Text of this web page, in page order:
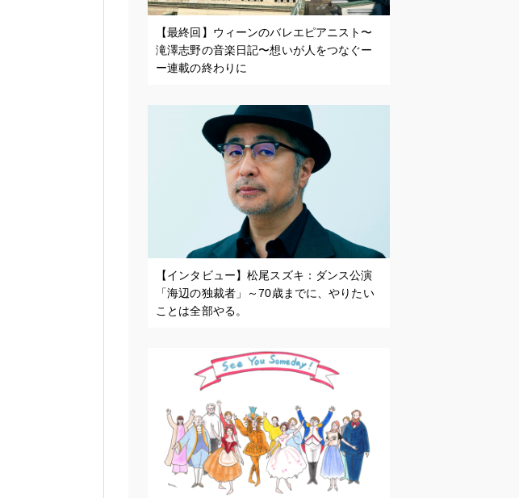
【最終回】ウィーンのバレエピアニスト〜
滝澤志野の音楽日記〜想いが人をつなぐー
ー連載の終わりに
【インタビュー】松尾スズキ：ダンス公演
「海辺の独裁者」～70歳までに、やりたい
ことは全部やる。